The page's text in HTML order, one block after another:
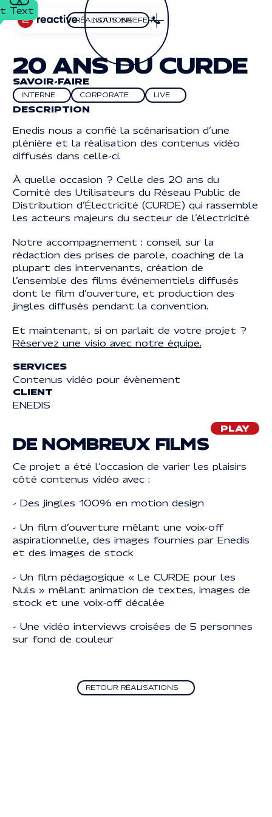
Close
Text
Text
PLAY
20 ANS DU CURDE
SAVOIR-FAIRE
interne
INTERNE
corporate
CORPORATE
live
LIVE
DESCRIPTION
Enedis nous a confié la scénarisation d’une
plénière et la réalisation des contenus vidéo
diffusés dans celle-ci.
À quelle occasion ? Celle des 20 ans du
Comité des Utilisateurs du Réseau Public de
Distribution d’Électricité (CURDE) qui rassemble
les acteurs majeurs du secteur de l’électricité
Notre accompagnement : conseil sur la
rédaction des prises de parole, coaching de la
plupart des intervenants, création de
l’ensemble des films événementiels diffusés
dont le film d’ouverture, et production des
jingles diffusés pendant la convention.
Et maintenant, si on parlait de votre projet ?
Réservez une visio avec notre équipe.
SERVICES
Contenus vidéo pour évènement
CLIENT
ENEDIS
PLAY
DE NOMBREUX FILMS
Ce projet a été l’occasion de varier les plaisirs
côté contenus vidéo avec :
- Des jingles 100% en motion design
- Un film d’ouverture mêlant une voix-off
aspirationnelle, des images fournies par Enedis
et des images de stock
- Un film pédagogique « Le CURDE pour les
Nuls » mêlant animation de textes, images de
stock et une voix-off décalée
- Une vidéo interviews croisées de 5 personnes
sur fond de couleur
Retour Réalisations
RETOUR RÉALISATIONS
LinkedIn
LINKEDIN
Youtube
YOUTUBE
Vimeo
VIMEO
ADRESSE
du Général de Gaulle
92120 MONTROUGE
2, BOULEVARD
CONTACT
info@reactiveprod.com
INFO@REACTIVEPROD.COM
job@reactiveprod.com
JOB@REACTIVEPROD.COM
Mentions légales
MENTIONS LÉGALES
réalisations
RÉALISATIONS
HOMEPAGE
RÉALISATIONS
EXPERTISES
RÉFLEXIONS
CONTACT
Button Text
BUTTON
TEXT
Button Text
BUTTON
TEXT
Button Text
TEXT
FR ENEN
Nous briefer
NOUS BRIEFER